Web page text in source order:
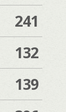
241
132
139